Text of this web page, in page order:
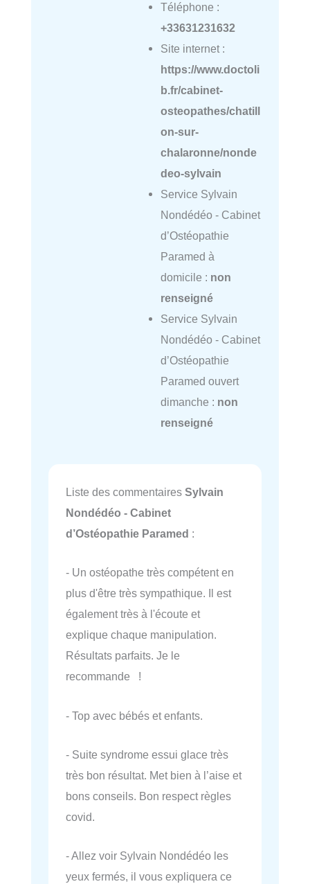
Téléphone :
+33631231632
Site internet :
https://www.doctoli
b.fr/cabinet-
osteopathes/chatill
on-sur-
chalaronne/nonde
deo-sylvain
Service Sylvain
Nondédéo - Cabinet
d’Ostéopathie
Paramed à
domicile : non
renseigné
Service Sylvain
Nondédéo - Cabinet
d’Ostéopathie
Paramed ouvert
dimanche : non
renseigné
Liste des commentaires Sylvain
Nondédéo - Cabinet
d’Ostéopathie Paramed :
- Un ostéopathe très compétent en
plus d'être très sympathique. Il est
également très à l'écoute et
explique chaque manipulation.
Résultats parfaits. Je le
recommande !
- Top avec bébés et enfants.
- Suite syndrome essui glace très
très bon résultat. Met bien à l’aise et
bons conseils. Bon respect règles
covid.
- Allez voir Sylvain Nondédéo les
yeux fermés, il vous expliquera ce